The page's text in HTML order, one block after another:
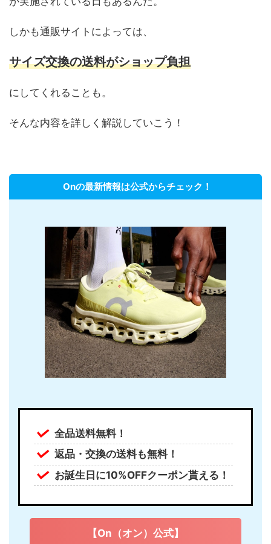
しかも通販サイトによっては、
サイズ交換の送料がショップ負担
にしてくれることも。
そんな内容を詳しく解説していこう！
Onの最新情報は公式からチェック！
全品送料無料！
返品・交換の送料も無料！
お誕生日に10%OFFクーポン貰える！
【On（オン）公式】